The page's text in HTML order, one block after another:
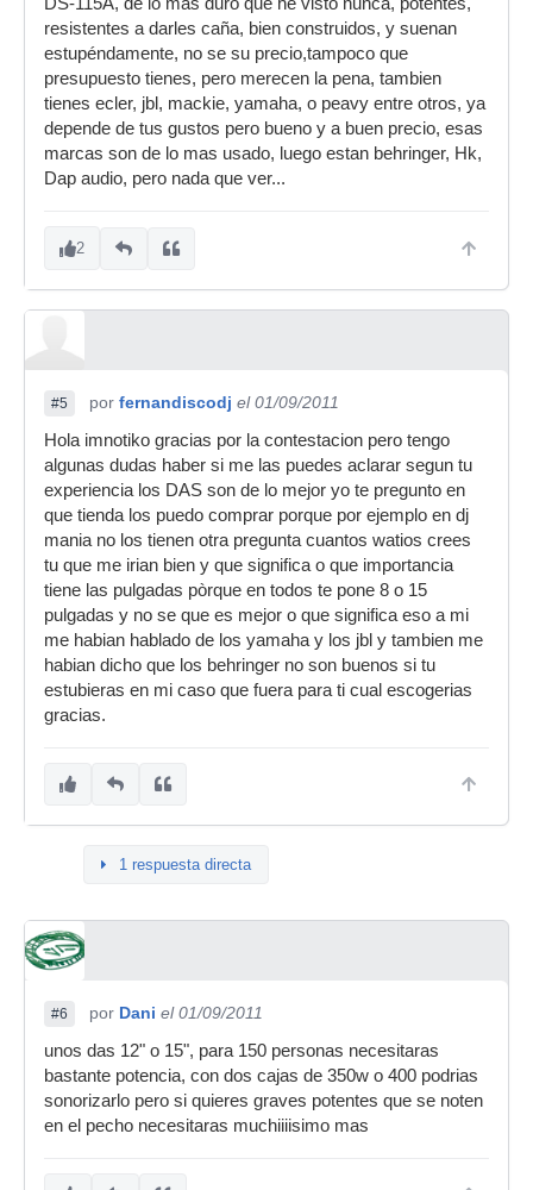
resistentes a darles caña, bien construidos, y suenan
estupéndamente, no se su precio,tampoco que
presupuesto tienes, pero merecen la pena, tambien
tienes ecler, jbl, mackie, yamaha, o peavy entre otros, ya
depende de tus gustos pero bueno y a buen precio, esas
marcas son de lo mas usado, luego estan behringer, Hk,
Dap audio, pero nada que ver...
2
#5 por fernandiscodj el 01/09/2011
Hola imnotiko gracias por la contestacion pero tengo
algunas dudas haber si me las puedes aclarar segun tu
experiencia los DAS son de lo mejor yo te pregunto en
que tienda los puedo comprar porque por ejemplo en dj
mania no los tienen otra pregunta cuantos watios crees
tu que me irian bien y que significa o que importancia
tiene las pulgadas pòrque en todos te pone 8 o 15
pulgadas y no se que es mejor o que significa eso a mi
me habian hablado de los yamaha y los jbl y tambien me
habian dicho que los behringer no son buenos si tu
estubieras en mi caso que fuera para ti cual escogerias
gracias.
1 respuesta directa
#6 por Dani el 01/09/2011
unos das 12" o 15", para 150 personas necesitaras
bastante potencia, con dos cajas de 350w o 400 podrias
sonorizarlo pero si quieres graves potentes que se noten
en el pecho necesitaras muchiiiisimo mas